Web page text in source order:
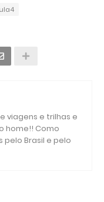
viagens e trilhas e
home!! Como
pelo Brasil e pelo